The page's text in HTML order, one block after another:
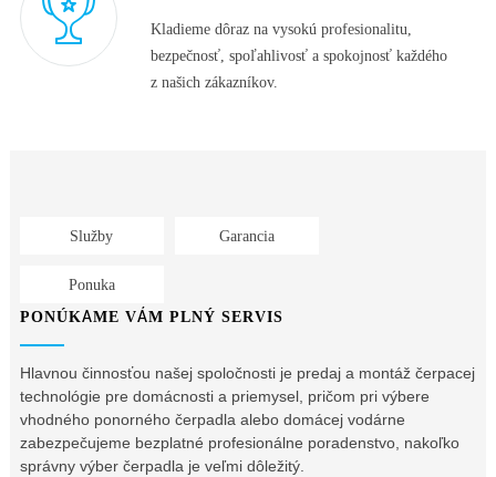
Kladieme dôraz na vysokú profesionalitu,
bezpečnosť, spoľahlivosť a spokojnosť každého
z našich zákazníkov.
Služby Garancia
Ponuka
PONÚKAME VÁM PLNÝ SERVIS
Hlavnou činnosťou našej spoločnosti je predaj a montáž čerpacej
technológie pre domácnosti a priemysel, pričom pri výbere
vhodného ponorného čerpadla alebo domácej vodárne
zabezpečujeme bezplatné profesionálne poradenstvo, nakoľko
správny výber čerpadla je veľmi dôležitý.